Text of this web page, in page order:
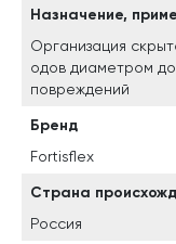
Назначение,
Организация
одов диаметром
повреждений
Бренд
Fortisflex
Страна
Россия